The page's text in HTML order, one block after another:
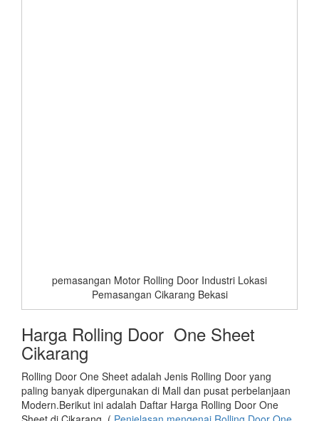
pemasangan Motor Rolling Door Industri Lokasi
Pemasangan Cikarang Bekasi
Harga Rolling Door One Sheet
Cikarang
Rolling Door One Sheet adalah Jenis Rolling Door yang
paling banyak dipergunakan di Mall dan pusat perbelanjaan
Modern.Berikut ini adalah Daftar Harga Rolling Door One